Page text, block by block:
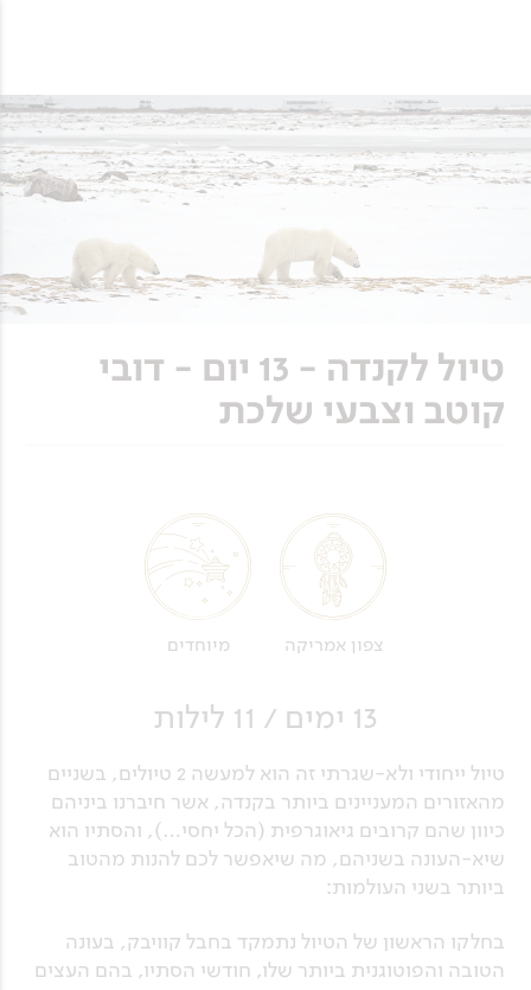
טיול לקנדה - 13 יום - דובי
קוטב וצבעי שלכת
צפון אמריקה מיוחדים
13 ימים / 11 לילות
טיול ייחודי ולא-שגרתי זה הוא למעשה 2 טיולים, בשניים
מהאזורים המעניינים ביותר בקנדה, אשר חיברנו ביניהם
כיוון שהם קרובים גיאוגרפית (הכל יחסי…), והסתיו הוא
שיא-העונה בשניהם, מה שיאפשר לכם להנות מהטוב
ביותר בשני העולמות:
בחלקו הראשון של הטיול נתמקד בחבל קוויבק, בעונה
הטובה והפוטוגנית ביותר שלו, חודשי הסתיו, בהם העצים